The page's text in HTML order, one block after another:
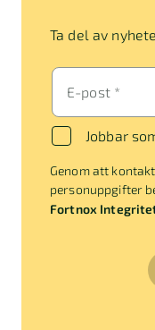
Ta del av
E-post *
Jobbar
Genom att
personuppgifter
Fortnox